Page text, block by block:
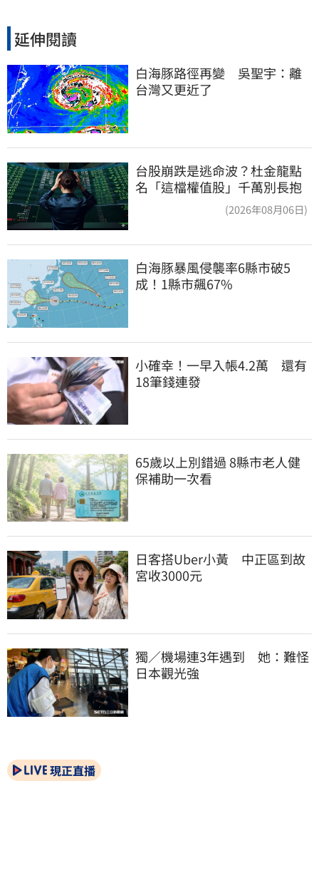
延伸閱讀
白海豚路徑再變　吳聖宇：離
台灣又更近了
台股崩跌是逃命波？杜金龍點
名「這檔權值股」千萬別長抱
(2026年08月06日)
白海豚暴風侵襲率6縣市破5
成！1縣市飆67%
小確幸！一早入帳4.2萬　還有
18筆錢連發
65歲以上別錯過 8縣市老人健
保補助一次看
日客搭Uber小黃　中正區到故
宮收3000元
獨／機場連3年遇到　她：難怪
日本觀光強
現正直播